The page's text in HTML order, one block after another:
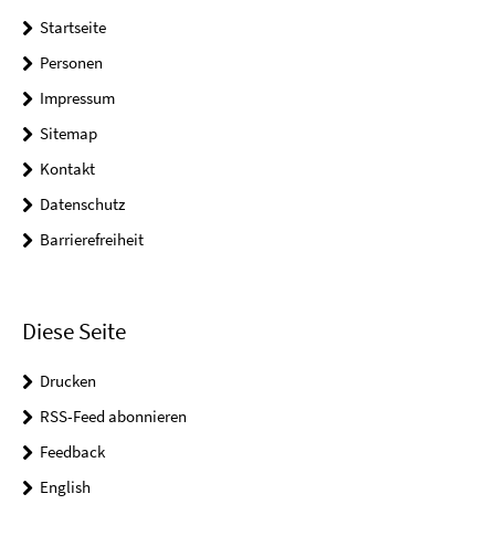
Startseite
Personen
Impressum
Sitemap
Kontakt
Datenschutz
Barrierefreiheit
Diese Seite
Drucken
RSS-Feed abonnieren
Feedback
English